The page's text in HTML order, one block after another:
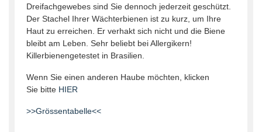
Dreifachgewebes sind Sie den­noch jederzeit geschützt.
Der Stachel Ihrer Wäch­terbienen ist zu kurz, um Ihre
Haut zu errei­chen. Er verhakt sich nicht und die Biene
bleibt am Leben. Sehr beliebt bei Allergikern!
Killerbienengetestet in Brasilien.
Wenn Sie einen anderen Haube möchten, klicken
Sie bitte HIER
>>Grössentabelle<<